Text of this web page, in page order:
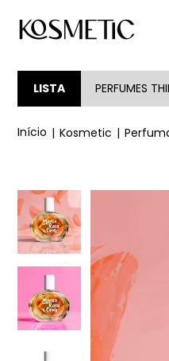
LISTA PERFUMES
Kosmetic